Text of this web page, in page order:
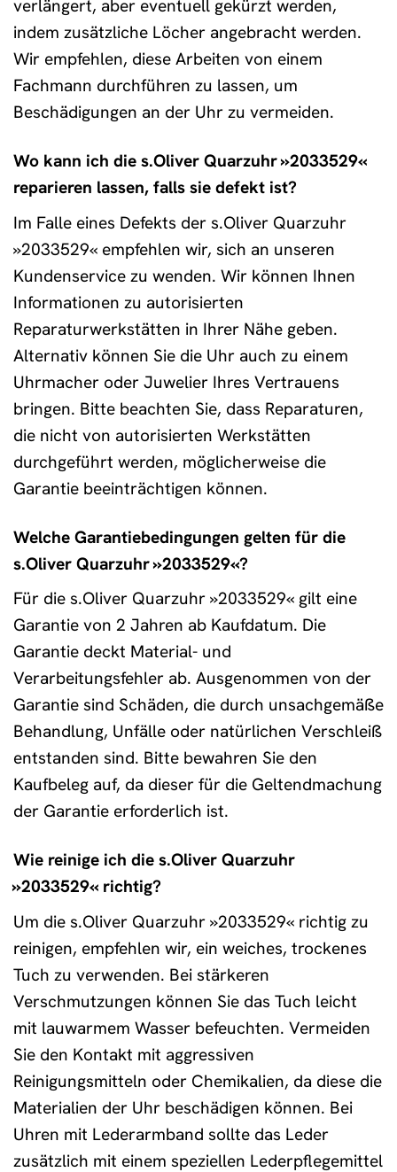
verlängert, aber eventuell gekürzt werden,
indem zusätzliche Löcher angebracht werden.
Wir empfehlen, diese Arbeiten von einem
Fachmann durchführen zu lassen, um
Beschädigungen an der Uhr zu vermeiden.
Wo kann ich die s.Oliver Quarzuhr »2033529«
reparieren lassen, falls sie defekt ist?
Im Falle eines Defekts der s.Oliver Quarzuhr
»2033529« empfehlen wir, sich an unseren
Kundenservice zu wenden. Wir können Ihnen
Informationen zu autorisierten
Reparaturwerkstätten in Ihrer Nähe geben.
Alternativ können Sie die Uhr auch zu einem
Uhrmacher oder Juwelier Ihres Vertrauens
bringen. Bitte beachten Sie, dass Reparaturen,
die nicht von autorisierten Werkstätten
durchgeführt werden, möglicherweise die
Garantie beeinträchtigen können.
Welche Garantiebedingungen gelten für die
s.Oliver Quarzuhr »2033529«?
Für die s.Oliver Quarzuhr »2033529« gilt eine
Garantie von 2 Jahren ab Kaufdatum. Die
Garantie deckt Material- und
Verarbeitungsfehler ab. Ausgenommen von der
Garantie sind Schäden, die durch unsachgemäße
Behandlung, Unfälle oder natürlichen Verschleiß
entstanden sind. Bitte bewahren Sie den
Kaufbeleg auf, da dieser für die Geltendmachung
der Garantie erforderlich ist.
Wie reinige ich die s.Oliver Quarzuhr
»2033529« richtig?
Um die s.Oliver Quarzuhr »2033529« richtig zu
reinigen, empfehlen wir, ein weiches, trockenes
Tuch zu verwenden. Bei stärkeren
Verschmutzungen können Sie das Tuch leicht
mit lauwarmem Wasser befeuchten. Vermeiden
Sie den Kontakt mit aggressiven
Reinigungsmitteln oder Chemikalien, da diese die
Materialien der Uhr beschädigen können. Bei
Uhren mit Lederarmband sollte das Leder
zusätzlich mit einem speziellen Lederpflegemittel